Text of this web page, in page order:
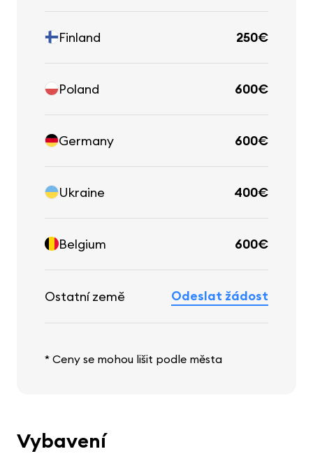
Finland 250€
Poland 600€
Germany 600€
Ukraine 400€
Belgium 600€
Ostatní země Odeslat žádost
* Ceny se mohou lišit podle města
Vybavení